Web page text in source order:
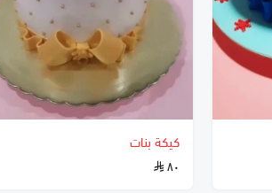
كيكة بنات
٨٠